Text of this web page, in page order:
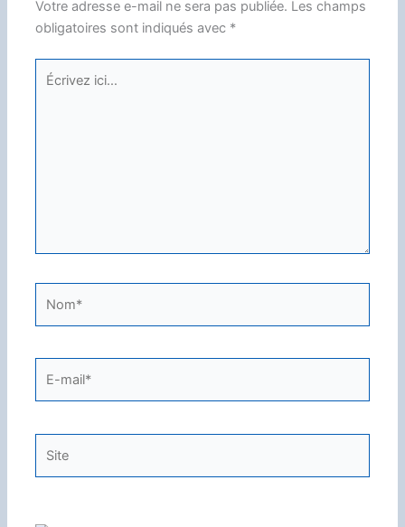
Votre adresse e-mail ne sera pas publiée. Les champs
obligatoires sont indiqués avec *
Écrivez
ici…